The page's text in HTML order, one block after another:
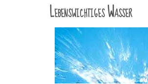
Lebenswichtiges Wasser